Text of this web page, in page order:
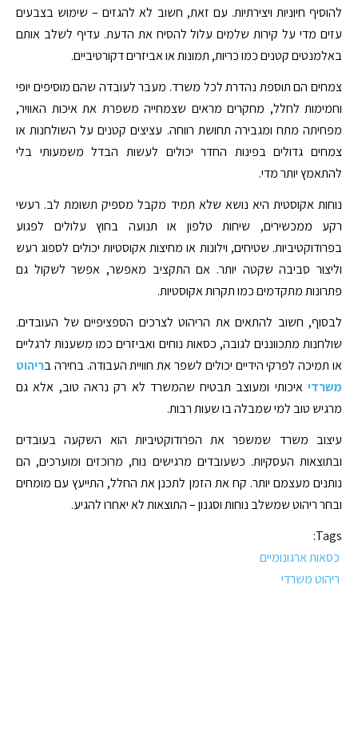
להוסיף חיוניות ויצירתיות. עם זאת, חשוב לא להגזים – שימוש בצבעים
עזים מדי על קירות שלמים עלול להסיח את הדעת. עדיף לשלב אותם
באלמנטים קטנים כמו כריות, תמונות או אביזרים דקורטיביים.
צמחים הם תוספת נהדרת לכל משרד. מעבר לעובדה שהם מוסיפים יופי
וחמימות לחלל, מחקרים מראים שצמחייה משפרת את איכות האוויר,
מפחיתה מתח ומגבירה תחושת רווחה. עציצים קטנים על השולחנות או
צמחים גדולים בפינות החדר יכולים לעשות הבדל משמעותי בלי
להתאמץ יותר מדי.
נוחות אקוסטית היא נושא שלא תמיד מקבל מספיק תשומת לב. רעשי
רקע ממכשירים, שיחות טלפון או תנועה בחוץ עלולים לפגוע
בפרודוקטיביות. שטיחים, וילונות או מחיצות אקוסטיות יכולים לספוג רעש
וליצור סביבה שקטה יותר. אם התקציב מאפשר, אפשר לשקול גם
פתרונות מתקדמים כמו תקרות אקוסטיות.
לבסוף, חשוב להתאים את הריהוט לצרכים הספציפיים של העובדים.
שולחנות מתכווננים לגובה, כסאות נוחים ואביזרים כמו משענות לרגליים
או תמיכה לפרקי הידיים יכולים לשפר את חוויית העבודה. בחירה בריהוט
משרדי איכותי ומעוצב תבטיח שהמשרד לא רק נראה טוב, אלא גם
מרגיש טוב למי שמבלה בו שעות רבות.
עיצוב משרד שמשפר את הפרודוקטיביות הוא השקעה בעובדים
ובתוצאות העסקיות. כשעובדים מרגישים נוח, מרוכזים ומוערכים, הם
נותנים מעצמם יותר. קח את הזמן לתכנן את החלל, התייעץ עם מומחים
ובחר ריהוט שמשלב נוחות וסגנון – התוצאות לא יאחרו להגיע.
Tags:
כסאות ארגונומיים
ריהוט משרדי